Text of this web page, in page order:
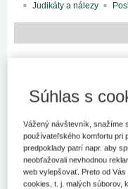
Judikáty a nálezy
Išlo o trestnoprávnu
obžalovaných lekár a
Okresným súdom v
spáchania trestného
1 zákona č. 140/1961
predpisov (ďalej len
Proti rozhodnutiu
Súhlas s
Vážený návštevník, snažíme
používateľského komfortu pri
predpoklady patrí napr. aby
neobťažovali nevhodnou
web vylepšovať. Preto od
cookies, t. j. malých súborov,